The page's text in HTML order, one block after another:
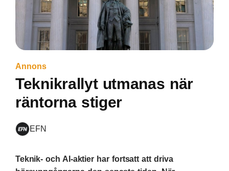
Annons
Teknikrallyt utmanas när
räntorna stiger
EFN
Teknik- och AI-aktier har fortsatt att driva